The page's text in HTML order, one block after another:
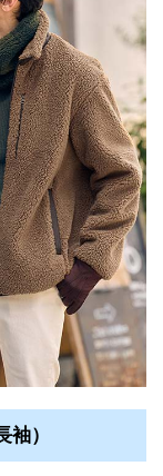
）